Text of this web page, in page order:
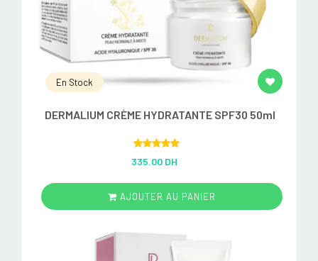
En Stock
DERMALIUM CRÈME HYDRATANTE SPF30 50ml
out of 5
335.00 DH
AJOUTER AU PANIER